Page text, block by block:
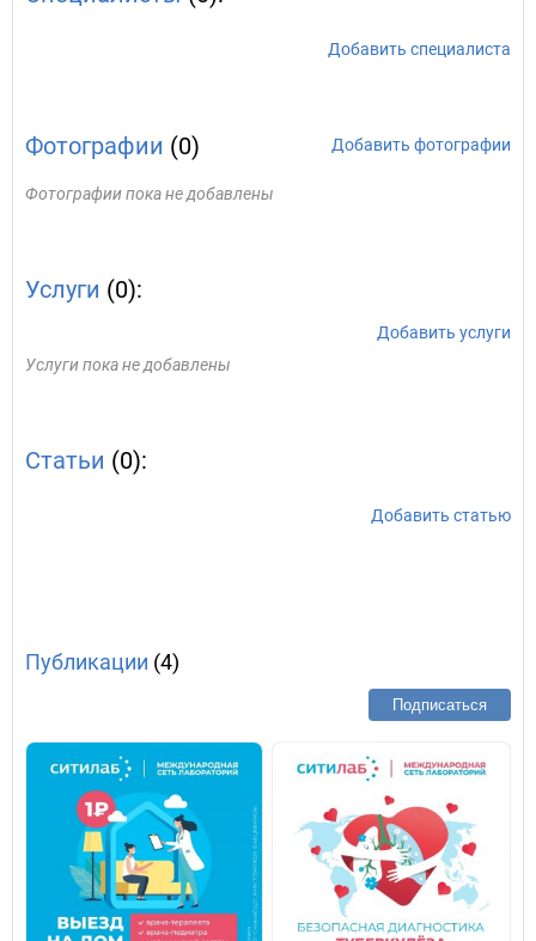
Добавить специалиста
Фотографии (0) Добавить фотографии
Фотографии пока не добавлены
Услуги (0):
Добавить услуги
Услуги пока не добавлены
Статьи (0):
Добавить статью
Публикации (4)
Подписаться